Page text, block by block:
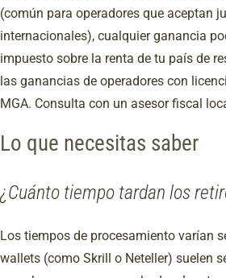
(común para operadores que aceptan
internacionales), cualquier ganancia
impuesto sobre la renta de tu país de
las ganancias de operadores con
MGA. Consulta con un asesor fiscal
Lo que necesitas saber
¿Cuánto tiempo tardan los
Los tiempos de procesamiento varían
wallets (como Skrill o Neteller) suelen